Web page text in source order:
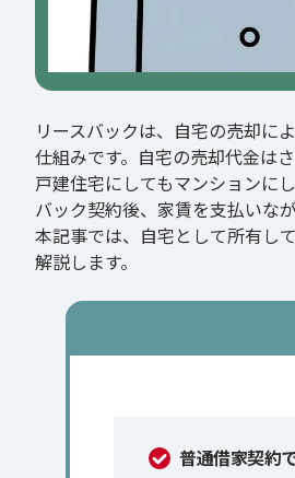
リースバックは、自宅の売却に
仕組みです。自宅の売却代金は
戸建住宅にしてもマンションに
バック契約後、家賃を支払いな
本記事では、自宅として所有し
解説します。
普通借家契約